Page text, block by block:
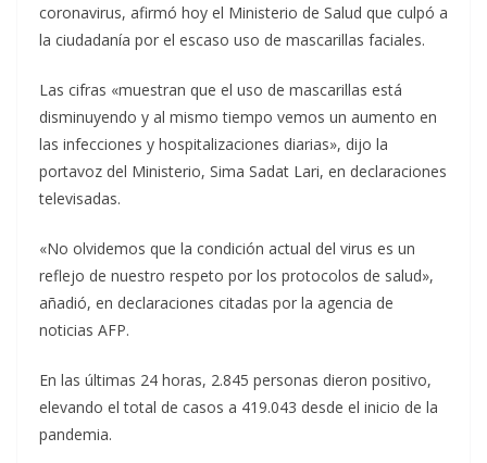
coronavirus, afirmó hoy el Ministerio de Salud que culpó a
la ciudadanía por el escaso uso de mascarillas faciales.
Las cifras «muestran que el uso de mascarillas está
disminuyendo y al mismo tiempo vemos un aumento en
las infecciones y hospitalizaciones diarias», dijo la
portavoz del Ministerio, Sima Sadat Lari, en declaraciones
televisadas.
«No olvidemos que la condición actual del virus es un
reflejo de nuestro respeto por los protocolos de salud»,
añadió, en declaraciones citadas por la agencia de
noticias AFP.
En las últimas 24 horas, 2.845 personas dieron positivo,
elevando el total de casos a 419.043 desde el inicio de la
pandemia.